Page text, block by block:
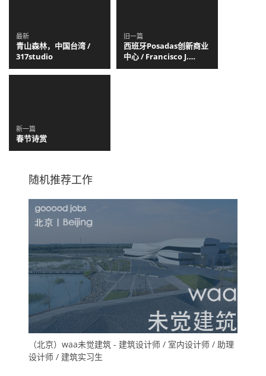
最新
青山森林，中国台湾 /
317studio
旧一篇
西班牙Posadas创新商业
中心 / Francisco J.
López + Gudula Rudolf
新一篇
春节诗赏
随机推荐工作
（北京）waa未觉建筑 - 建筑设计师 / 室内设计师 / 助理
设计师 / 建筑实习生